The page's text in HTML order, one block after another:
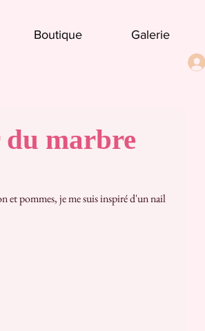
Boutique Galerie
marbre